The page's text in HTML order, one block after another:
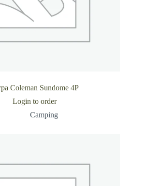
Coleman Sundome 4P
Login to order
Camping